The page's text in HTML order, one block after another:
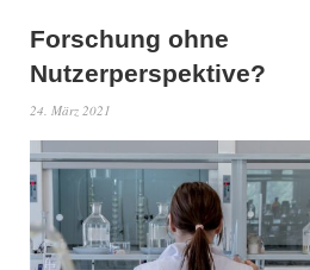
Forschung ohne
Nutzerperspektive?
24. März 2021